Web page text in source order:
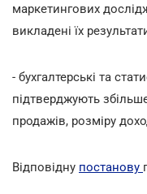
маркетингових
викладені їх
- бухгалтерські та
підтверджують
продажів, розміру
Відповідну постанову